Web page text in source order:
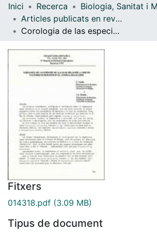
Navega per
Com publicar
Inici Recerca
Articles publicats en revistes (Biologia, Sanitat i Medi Ambient)
Corologia de las especies de algas en relacion a ciertos factores ecologicos en el litoral Malagueño
Fitxers
014318.pdf (3.09 MB)
Tipus de document